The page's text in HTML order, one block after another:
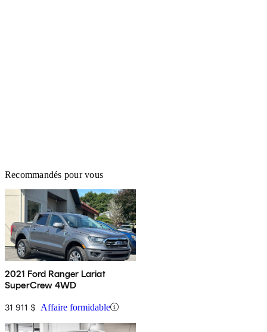
Recommandés pour vous
2021 Ford Ranger Lariat
SuperCrew 4WD
31 911 $ Affaire formidable